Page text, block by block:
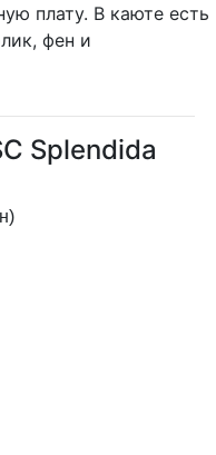
плату. В каюте есть
фен и
Splendida